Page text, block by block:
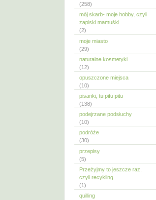
(258)
mój skarb- moje hobby, czyli
zapiski mamuśki
(2)
moje miasto
(29)
naturalne kosmetyki
(12)
opuszczone miejsca
(10)
pisanki, tu pitu pitu
(138)
podejrzane podsłuchy
(10)
podróże
(30)
przepisy
(5)
Przeżyjmy to jeszcze raz,
czyli recykling
(1)
quilling